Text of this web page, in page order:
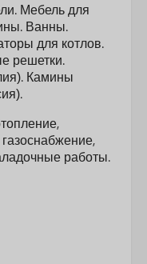
Мебель для
Ванны.
для котлов.
решетки.
Камины
работы.